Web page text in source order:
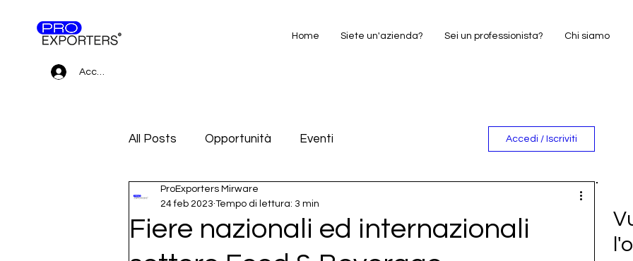
Accedi
Home Siete un'azienda? Sei un professionista? Chi siamo
All Posts Opportunità Eventi
Gare d'appalto e Subforniture
Accedi / Iscriviti
Fiere nazionali ed internazionali
ProExporters Mirware
24 feb 2023 Tempo di lettura: 3 min